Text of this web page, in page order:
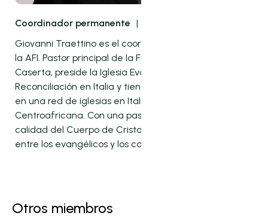
Coordinador permanente |
Giovanni Traettino es el coordinador permanente de
la AFI. Pastor principal de la Fraternidad Cristiana de
Caserta, preside la Iglesia Evangélica de la
Reconciliación en Italia y tiene un ministerio apostólico
en una red de iglesias en Italia y en la República
Centroafricana. Con una pasión por la unidad y la
calidad del Cuerpo de Cristo, es un pionero del diálogo
entre los evangélicos y los carismáticos católicos.
Otros miembros